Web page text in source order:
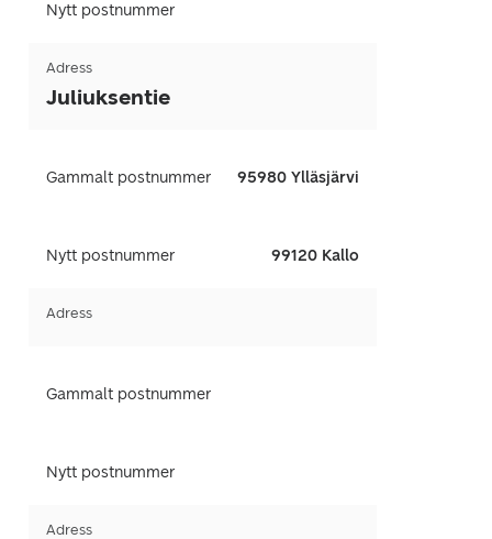
Nytt postnummer
Adress
Juliuksentie
Gammalt postnummer 95980 Ylläsjärvi
Nytt postnummer 99120 Kallo
Adress
Gammalt postnummer
Nytt postnummer
Adress